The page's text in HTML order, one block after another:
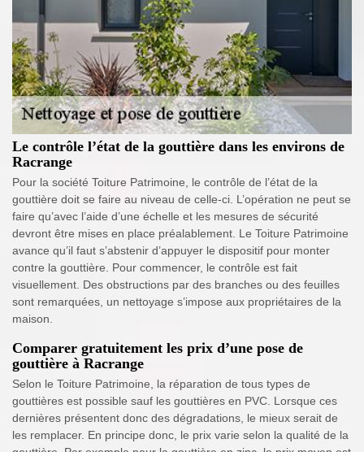
Le contrôle l’état de la gouttière dans les environs de
Racrange
Pour la société Toiture Patrimoine, le contrôle de l’état de la
gouttière doit se faire au niveau de celle-ci. L’opération ne peut se
faire qu’avec l’aide d’une échelle et les mesures de sécurité
devront être mises en place préalablement. Le Toiture Patrimoine
avance qu’il faut s’abstenir d’appuyer le dispositif pour monter
contre la gouttière. Pour commencer, le contrôle est fait
visuellement. Des obstructions par des branches ou des feuilles
sont remarquées, un nettoyage s’impose aux propriétaires de la
maison.
Comparer gratuitement les prix d’une pose de
gouttière à Racrange
Selon le Toiture Patrimoine, la réparation de tous types de
gouttières est possible sauf les gouttières en PVC. Lorsque ces
dernières présentent donc des dégradations, le mieux serait de
les remplacer. En principe donc, le prix varie selon la qualité de la